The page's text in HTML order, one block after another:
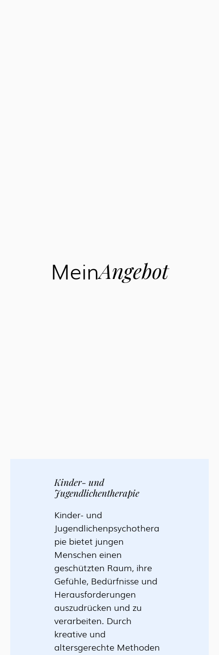
MeinAngebot
Kinder- und
Jugendlichentherapie
Kinder- und
Jugendlichenpsychothera
pie bietet jungen
Menschen einen
geschützten Raum, ihre
Gefühle, Bedürfnisse und
Herausforderungen
auszudrücken und zu
verarbeiten. Durch
kreative und
altersgerechte Methoden